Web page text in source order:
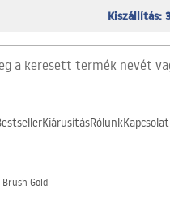
Kiszállítás:
KiárusításRólunkKapcsolat
Gold